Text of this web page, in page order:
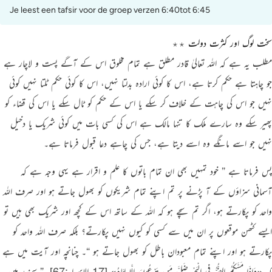
Je leest een tafsir voor de groep verzen 6:40tot 6:45
سخت لوگ اور کثرت دولت ٭٭
مطلب یہ ہے کہ اللہ تعالیٰ قادر مطلق ہے تمام مخلوق اس کے آگے پست و لاچار ہے
جو چاہتا ہے حکم کرتا ہے، اس کا کوئی ارادہ بدلتا نہیں، اس کا کوئی حکم ٹلتا نہیں کوئی
نہیں جو اس کی چاہت کے خلاف کر سکے یا اس کے حکم کو ٹال سکے یا اس کی قضاء کو
پھیر سکے وہ سارے ملک کا تنہا مالک ہے اس کی کسی بات میں کوئی شریک یا دخیل
نہیں جو اسے مانگے وہ اسے دیتا ہے، جس کی چاہے دعا قبول فرماتا ہے۔
پس فرماتا ہے ” خود تمہیں بھی ان تمام باتوں کا علم و اقرار ہے یہی وجہ ہے کہ
آسمانی سزاؤں کے آ پڑنے پر تم اپنے تمام شریکوں کو بھول جاتے ہو اور صرف اللہ
واحد کو پکارتے ہو، اگر تم سچے ہو کہ اللہ کے ساتھ اس کے کچھ اور شریک بھی ہیں تو
ایسے کٹھن موقعوں پر ان میں سے کسی کو کیوں نہیں پکارتے؟ بلکہ صرف اللہ واحد کو
پکارتے ہو اور اپنے تمام معبودان باطل کو بھول جاتے ہو “۔ چنانچہ اور آیت میں ہے